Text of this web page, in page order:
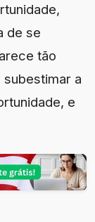
de se
tão
subestimar a
e